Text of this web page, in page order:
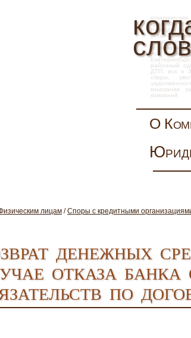
слов
юридические
правовая
развод,
иск, исковое
районный
ДТП, иск о
споры
,
взыскание
компаний
О
лицам /Споры с кредитными
денежных
отказа
по